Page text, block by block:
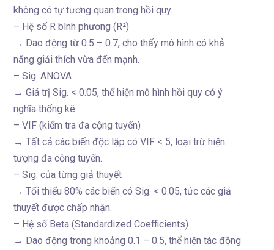
không có tự tương quan trong hồi quy.
– Hệ số R bình phương (R²)
→ Dao động từ 0.5 – 0.7, cho thấy mô hình có khả
năng giải thích vừa đến mạnh.
– Sig. ANOVA
→ Giá trị Sig. < 0.05, thể hiện mô hình hồi quy có ý
nghĩa thống kê.
– VIF (kiểm tra đa cộng tuyến)
→ Tất cả các biến độc lập có VIF < 5, loại trừ hiện
tượng đa cộng tuyến.
– Sig. của từng giả thuyết
→ Tối thiểu 80% các biến có Sig. < 0.05, tức các giả
thuyết được chấp nhận.
– Hệ số Beta (Standardized Coefficients)
→ Dao động trong khoảng 0.1 – 0.5, thể hiện tác động